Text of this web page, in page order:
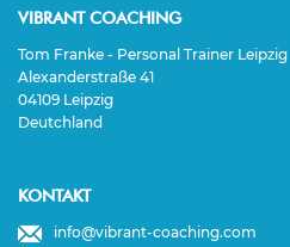
VIBRANT COACHING
Tom Franke - Personal Trainer Leipzig
Alexanderstraße 41
04109 Leipzig
Deutchland
KONTAKT
info@vibrant-coaching.com